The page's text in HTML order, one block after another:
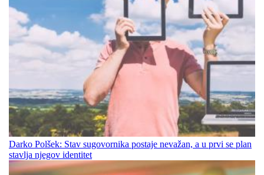
Darko Polšek: Stav sugovornika postaje nevažan, a u prvi se plan
stavlja njegov identitet